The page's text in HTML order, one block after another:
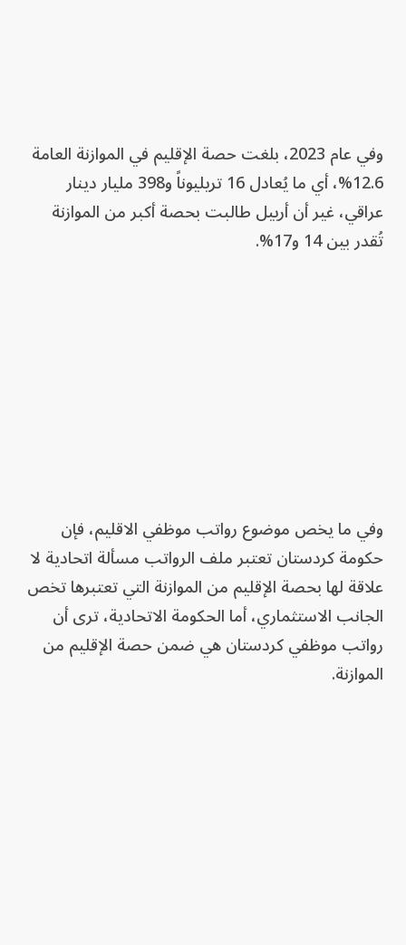
وفي عام 2023، بلغت حصة الإقليم في الموازنة العامة
12.6%، أي ما يُعادل 16 تريليوناً و398 مليار دينار
عراقي، غير أن أربيل طالبت بحصة أكبر من الموازنة
تُقدر بين 14 و17%.
وفي ما يخص موضوع رواتب موظفي الاقليم، فإن
حكومة كردستان تعتبر ملف الرواتب مسألة اتحادية لا
علاقة لها بحصة الإقليم من الموازنة التي تعتبرها تخص
الجانب الاستثماري، أما الحكومة الاتحادية، ترى أن
رواتب موظفي كردستان هي ضمن حصة الإقليم من
الموازنة.